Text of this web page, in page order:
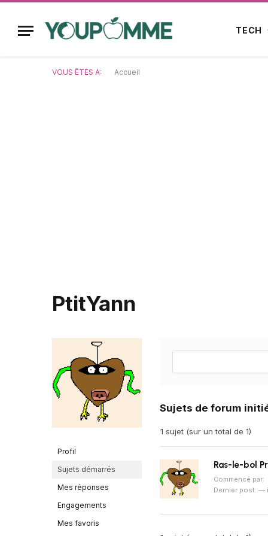
TECH
VOUS ÊTES À: Accueil
PtitYann
Profil
Sujets démarrés
Mes réponses
Engagements
Mes favoris
Sujets de forum
1 sujet (sur un total de 1)
Ras-le-bol
Commencé par:
Dernier post: —